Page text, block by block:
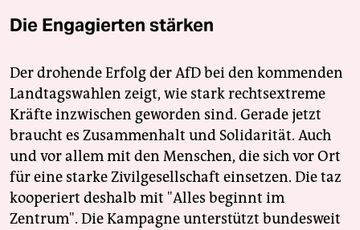
Die Engagierten stärken
Der drohende Erfolg der AfD bei den kommenden
Landtagswahlen zeigt, wie stark rechtsextreme
Kräfte inzwischen geworden sind. Gerade jetzt
braucht es Zusammenhalt und Solidarität. Auch
und vor allem mit den Menschen, die sich vor Ort
für eine starke Zivilgesellschaft einsetzen. Die taz
kooperiert deshalb mit "Alles beginnt im
Zentrum". Die Kampagne unterstützt bundesweit